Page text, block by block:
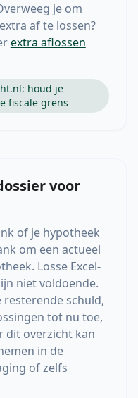
je om
af te lossen?
extra aflossen
houd je
fiscale grens
voor
of je hypotheek
om een actueel
Losse Excel-
niet voldoende.
resterende schuld,
tot nu toe,
dit overzicht kan
in de
of zelfs